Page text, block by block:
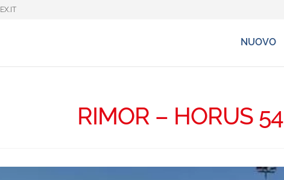
NUOVO
RIMOR – HORUS 54